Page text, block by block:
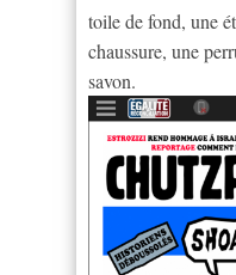
toile de fond, une
chaussure, une
savon.